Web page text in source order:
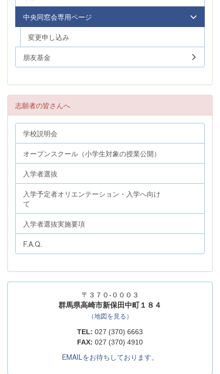
中央同窓会専用ページ
変更申し込み
朋友基金
志願者の皆さんへ
学校説明会
オープンスクール（小学生対象の授業公開）
入学者選抜
入学予定者オリエンテーション・入学へ向け
て
入学者選抜実施要項
F.A.Q.
〒３７０-０００３
群馬県高崎市新保田中町１８４
（地図を見る）
TEL: 027 (370) 6663
FAX: 027 (370) 4910
EMAILをお待ちしております。